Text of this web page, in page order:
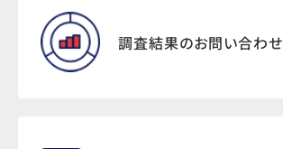
調査結果のお問い合わせ